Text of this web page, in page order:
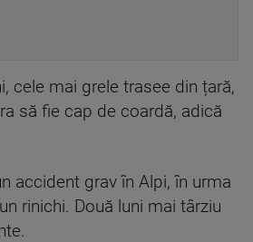
cele mai grele trasee din țară,
să fie cap de coardă, adică
accident grav în Alpi, în urma
rinichi. Două luni mai târziu